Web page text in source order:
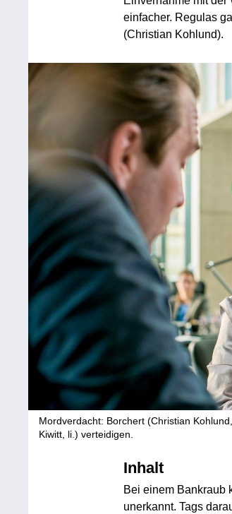
einfacher. Regulas
(Christian Kohlund).
Mordverdacht: Borchert (Christian
Kiwitt, li.) verteidigen.
Inhalt
Bei einem Bankraub
unerkannt. Tags